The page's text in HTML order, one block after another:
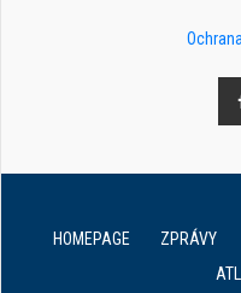
HOMEPAGE ZPRÁVY